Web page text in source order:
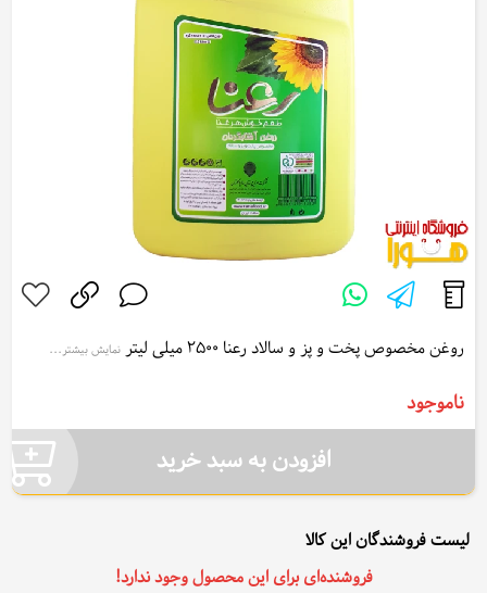
روغن مخصوص پخت و پز و سالاد رعنا 2500 میلی لیتر نمایش بیشتر...
ناموجود
افزودن به سبد خرید
لیست فروشندگان این کالا
فروشنده‌ای برای این محصول وجود ندارد!